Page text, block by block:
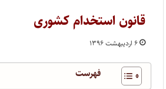
قانون استخدام کشوری
۶ اردیبهشت ۱۳۹۶
فهرست